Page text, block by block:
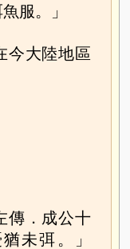
服。」
今大陸地區
傳．成公十
未弭。」